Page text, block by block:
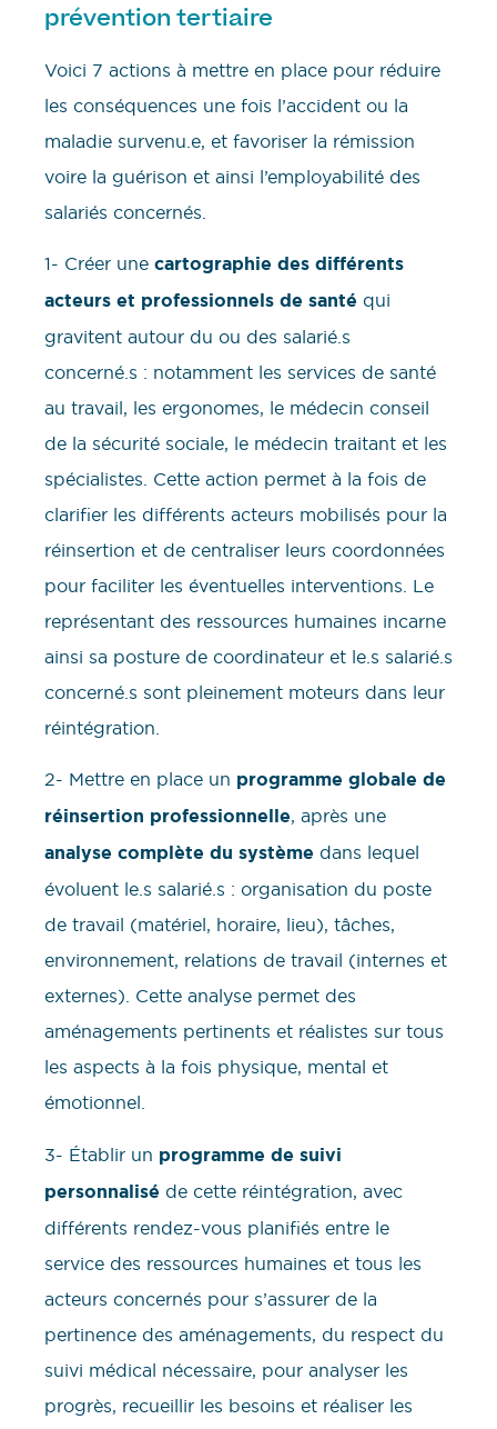
prévention tertiaire
Voici 7 actions à mettre en place pour réduire
les conséquences une fois l’accident ou la
maladie survenu.e, et favoriser la rémission
voire la guérison et ainsi l’employabilité des
salariés concernés.
1- Créer une cartographie des différents
acteurs et professionnels de santé qui
gravitent autour du ou des salarié.s
concerné.s : notamment les services de santé
au travail, les ergonomes, le médecin conseil
de la sécurité sociale, le médecin traitant et les
spécialistes. Cette action permet à la fois de
clarifier les différents acteurs mobilisés pour la
réinsertion et de centraliser leurs coordonnées
pour faciliter les éventuelles interventions. Le
représentant des ressources humaines incarne
ainsi sa posture de coordinateur et le.s salarié.s
concerné.s sont pleinement moteurs dans leur
réintégration.
2- Mettre en place un programme globale de
réinsertion professionnelle, après une
analyse complète du système dans lequel
évoluent le.s salarié.s : organisation du poste
de travail (matériel, horaire, lieu), tâches,
environnement, relations de travail (internes et
externes). Cette analyse permet des
aménagements pertinents et réalistes sur tous
les aspects à la fois physique, mental et
émotionnel.
3- Établir un programme de suivi
personnalisé de cette réintégration, avec
différents rendez-vous planifiés entre le
service des ressources humaines et tous les
acteurs concernés pour s’assurer de la
pertinence des aménagements, du respect du
suivi médical nécessaire, pour analyser les
progrès, recueillir les besoins et réaliser les